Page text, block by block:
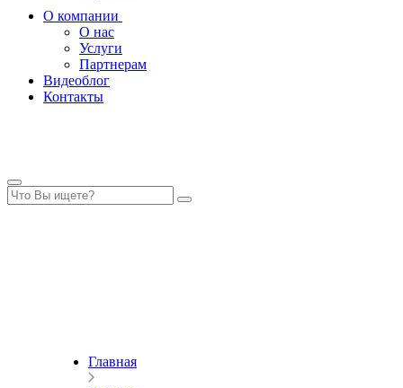
О компании
О нас
Услуги
Партнерам
Видеоблог
Контакты
Главная